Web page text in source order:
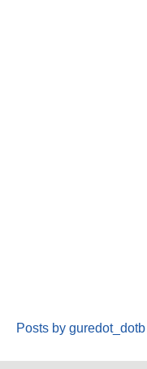
Posts by guredot_dotb